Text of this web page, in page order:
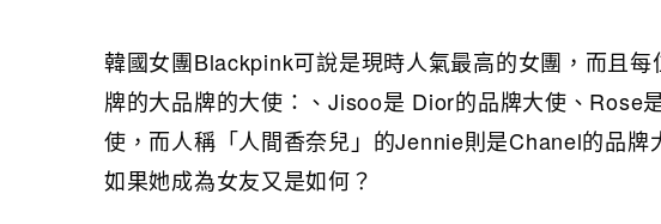
韓國女團Blackpink可說是現時人氣最高的女團，而且
牌的大品牌的大使：、Jisoo是 Dior的品牌大使、Rose
使，而人稱「人間香奈兒」的Jennie則是Chanel的品
如果她成為女友又是如何？